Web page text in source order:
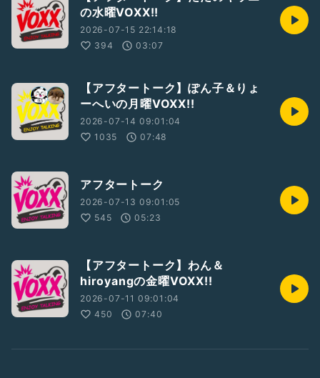
の水曜VOXX!!
2026-07-15 22:14:18
394
03:07
【アフタートーク】ぽん子＆りょ
ーへいの月曜VOXX!!
2026-07-14 09:01:04
1035
07:48
アフタートーク
2026-07-13 09:01:05
545
05:23
【アフタートーク】わん＆
hiroyangの金曜VOXX!!
2026-07-11 09:01:04
450
07:40